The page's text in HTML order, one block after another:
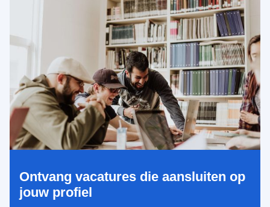
Ontvang vacatures die aansluiten op
jouw profiel